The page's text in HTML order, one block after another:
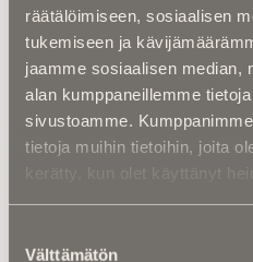
räätälöimiseen, sosiaalisen
tukemiseen ja
jaamme sosiaalisen median,
alan kumppaneillemme
sivustoamme.
tietoja muihin tietoihin, joita
kerätty, kun olet käyttänyt
Välttämätön
Kalenterista | Ior Bock
tarinankertoja kuoli
Kuolinuutiset | “Yksi
Retkeilytubettaja Ali
hiihtovaelluksella